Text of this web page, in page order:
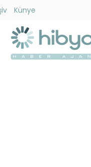
Künye